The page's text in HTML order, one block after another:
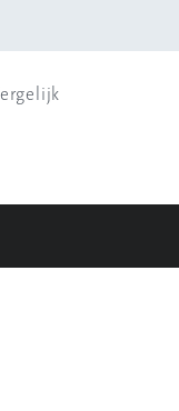
Vergelijk